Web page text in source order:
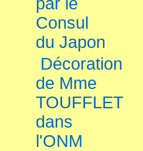
Consul
du Japon
Décoration
de Mme
TOUFFLET
dans
l'ONM